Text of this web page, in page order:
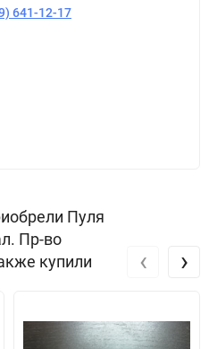
641-12-17
Пуля
Пр-во
купили
‹ ›